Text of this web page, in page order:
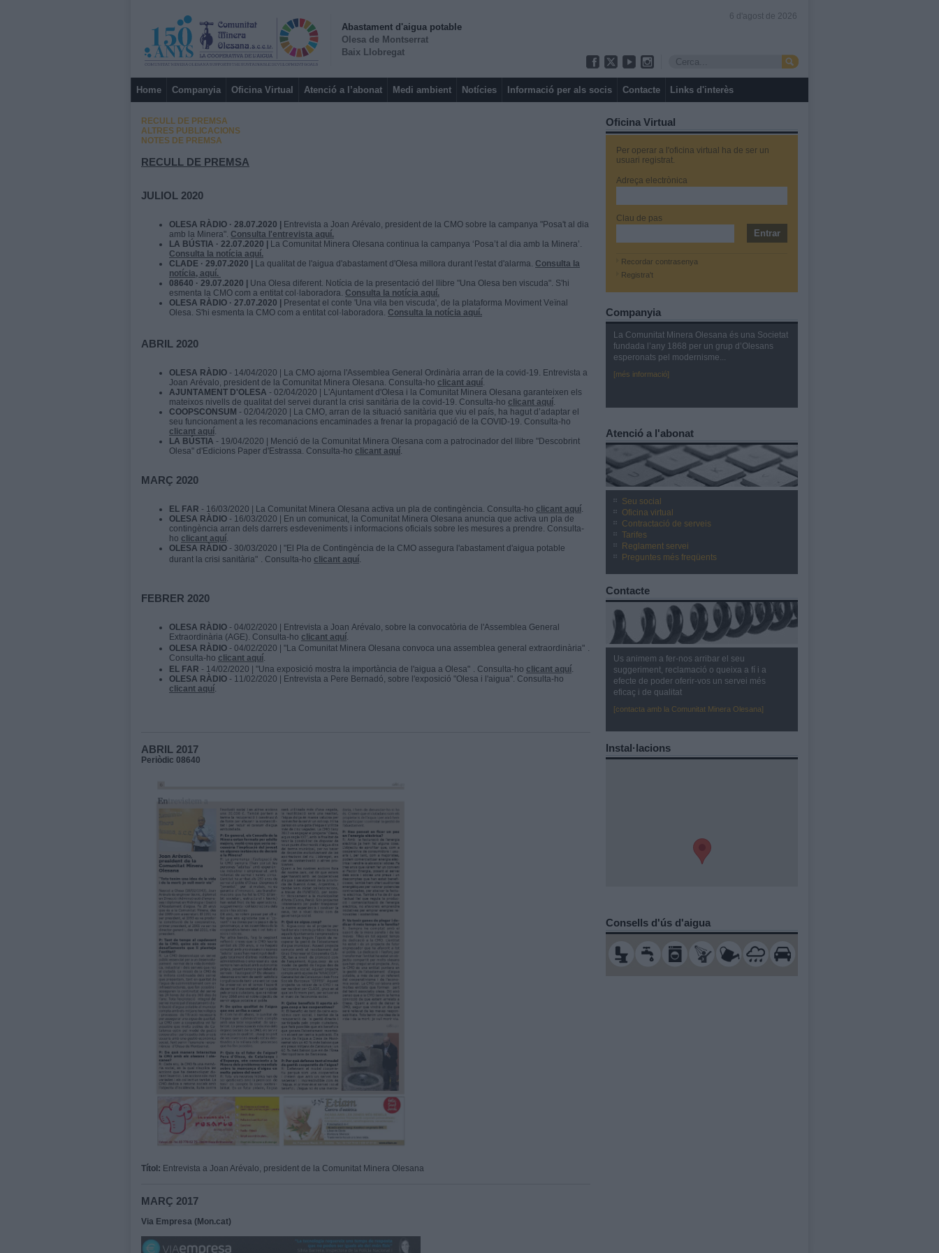
Abastament d'aigua potable
Olesa de Montserrat
Baix Llobregat
6 d'agost de 2026
Home Companyia Oficina Virtual Atenció a l’abonat Medi ambient Notícies Informació per als socis Contacte Links d'interès
RECULL DE PREMSA
ALTRES PUBLICACIONS
NOTES DE PREMSA
RECULL DE PREMSA
JULIOL 2020
OLESA RÀDIO · 28.07.2020
Entrevista a Joan Arévalo, president de la CMO sobre la campanya "Posa't al dia
amb la Minera". Consulta l'entrevista aquí.
LA BÚSTIA · 22.07.2020 |
La Comunitat Minera Olesana continua la campanya ‘Posa’t al dia amb la Minera’.
Consulta la notícia aquí.
CLADE · 29.07.2020 |
La qualitat de l'aigua d'abastament d'Olesa millora durant l'estat d'alarma. Consulta la
notícia, aquí.
08640 · 29.07.2020 |
Una Olesa diferent. Notícia de la presentació del llibre "Una Olesa ben viscuda". S'hi
esmenta la CMO com a entitat col·laboradora. Consulta la notícia aquí.
OLESA RÀDIO · 27.07.2020 |
Presentat el conte 'Una vila ben viscuda', de la plataforma Moviment Veïnal
Olesa. S'hi esmenta la CMO com a entitat col·laboradora. Consulta la notícia aquí.
ABRIL 2020
OLESA RÀDIO - 14/04/2020 | La CMO ajorna l'Assemblea General Ordinària arran de la covid-19. Entrevista a
Joan Arévalo, president de la Comunitat Minera Olesana. Consulta-ho clicant aquí.
AJUNTAMENT D'OLESA - 02/04/2020 | L'Ajuntament d'Olesa i la Comunitat Minera Olesana garanteixen els
mateixos nivells de qualitat del servei durant la crisi sanitària de la covid-19. Consulta-ho clicant aquí.
COOPSCONSUM - 02/04/2020 | La CMO, arran de la situació sanitària que viu el país, ha hagut d’adaptar el
seu funcionament a les recomanacions encaminades a frenar la propagació de la COVID-19. Consulta-ho
clicant aquí.
LA BÚSTIA - 19/04/2020 | Menció de la Comunitat Minera Olesana com a patrocinador del llibre "Descobrint
Olesa" d'Edicions Paper d'Estrassa. Consulta-ho clicant aquí.
MARÇ 2020
EL FAR - 16/03/2020 | La Comunitat Minera Olesana activa un pla de contingència. Consulta-ho clicant aquí.
OLESA RÀDIO - 16/03/2020 | En un comunicat, la Comunitat Minera Olesana anuncia que activa un pla de
contingència arran dels darrers esdeveniments i informacions oficials sobre les mesures a prendre. Consulta-
ho clicant aquí.
OLESA RÀDIO - 30/03/2020 | "El Pla de Contingència de la CMO assegura l'abastament d'aigua potable
durant la crisi sanitària" . Consulta-ho clicant aquí.
FEBRER 2020
OLESA RÀDIO - 04/02/2020 | Entrevista a Joan Arévalo, sobre la convocatòria de l'Assemblea General
Extraordinària (AGE). Consulta-ho clicant aquí.
OLESA RÀDIO - 04/02/2020 | "La Comunitat Minera Olesana convoca una assemblea general extraordinària" .
Consulta-ho clicant aquí.
EL FAR - 14/02/2020 | "Una exposició mostra la importància de l'aigua a Olesa" . Consulta-ho clicant aquí.
OLESA RÀDIO - 11/02/2020 | Entrevista a Pere Bernadó, sobre l'exposició "Olesa i l'aigua". Consulta-ho
clicant aquí.​​
ABRIL 2017
Periòdic 08640
Títol: Entrevista a Joan Arévalo, president de la Comunitat Minera Olesana
MARÇ 2017
Via Empresa (Mon.cat)
Oficina Virtual
Per operar a l'oficina virtual ha de ser un
usuari registrat.
Adreça electrònica
Clau de pas
Recordar contrasenya
Registra't
Companyia
La Comunitat Minera Olesana és una Societat
fundada l’any 1868 per un grup d’Olesans
esperonats pel modernisme...
[més informació]
Atenció a l'abonat
Seu social
Oficina virtual
Contractació de serveis
Tarifes
Reglament servei
Preguntes més freqüents
Contacte
Us animem a fer-nos arribar el seu
suggeriment, reclamació o queixa a fí i a
efecte de poder oferir-vos un servei més
eficaç i de qualitat
[contacta amb la Comunitat Minera Olesana]
Instal·lacions
Consells d'ús d'aigua